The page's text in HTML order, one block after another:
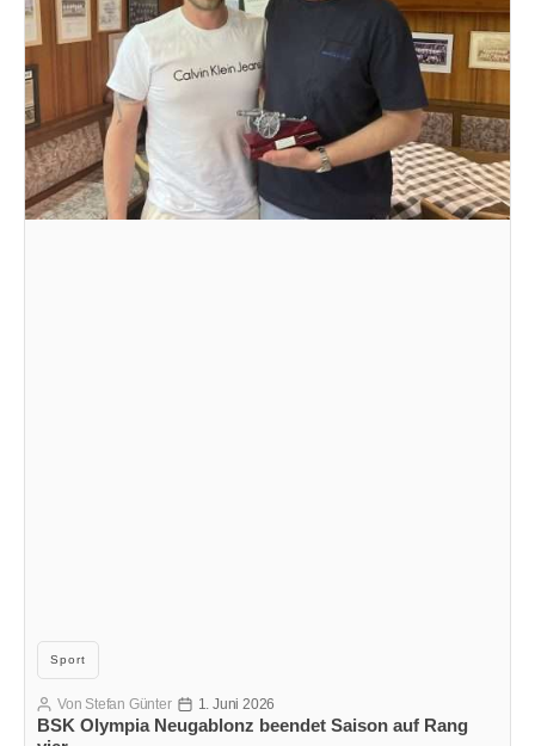
Kategorien
Sport
BSK Olympia Neugablonz beendet Saison auf Rang
Beitragsautor
Von Stefan Günter Veröffentlichungsdatum
1. Juni 2026